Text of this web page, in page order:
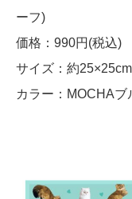
ーフ)
価格：990円(税込)
サイズ：約25×25cm
カラー：MOCHAブ